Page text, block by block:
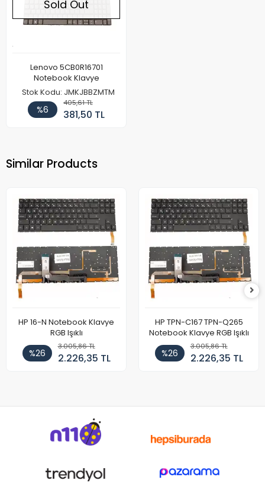
Sold Out
Lenovo 5CB0R16701
Notebook Klavye
Stok Kodu: JMKJBBZMTM
%6
405,61 TL
381,50 TL
Similar Products
HP 16-N Notebook Klavye
RGB Işıklı
%26
3.005,86 TL
2.226,35 TL
HP TPN-C167 TPN-Q265
Notebook Klavye RGB Işıklı
%26
3.005,86 TL
2.226,35 TL